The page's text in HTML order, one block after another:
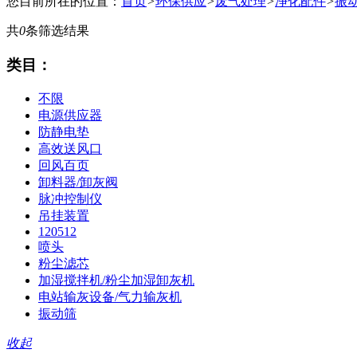
共0条筛选结果
类目：
不限
电源供应器
防静电垫
高效送风口
回风百页
卸料器/卸灰阀
脉冲控制仪
吊挂装置
120512
喷头
粉尘滤芯
加湿搅拌机/粉尘加湿卸灰机
电站输灰设备/气力输灰机
振动筛
收起